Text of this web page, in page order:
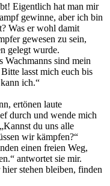
Eigentlich hat man mir
gewinne, aber ich bin
Was er wohl damit
gewesen zu sein,
gelegt wurde.
Wachmanns sind mein
lasst mich euch bis
ich.“
ertönen laute
durch und wende mich
du uns alle
wir kämpfen?“
einen freien Weg,
antwortet sie mir.
stehen bleiben, finden